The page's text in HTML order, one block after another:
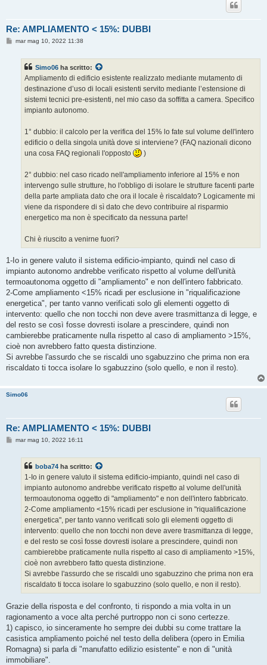
Re: AMPLIAMENTO < 15%: DUBBI
Mmar mag 10, 2022 11:38
Simo06 ha scritto:
Ampliamento di edificio esistente realizzato mediante mutamento di
destinazione d’uso di locali esistenti servito mediante l’estensione di
sistemi tecnici pre-esistenti, nel mio caso da soffitta a camera. Specifico
impianto autonomo.
1° dubbio: il calcolo per la verifica del 15% lo fate sul volume dell'intero
edificio o della singola unità dove si interviene? (FAQ nazionali dicono
una cosa FAQ regionali l'opposto
)
2° dubbio: nel caso ricado nell'ampliamento inferiore al 15% e non
intervengo sulle strutture, ho l'obbligo di isolare le strutture facenti parte
della parte ampliata dato che ora il locale è riscaldato? Logicamente mi
viene da rispondere di sì dato che devo contribuire al risparmio
energetico ma non è specificato da nessuna parte!
Chi è riuscito a venirne fuori?
1-Io in genere valuto il sistema edificio-impianto, quindi nel caso di
impianto autonomo andrebbe verificato rispetto al volume dell'unità
termoautonoma oggetto di "ampliamento" e non dell'intero fabbricato.
2-Come ampliamento <15% ricadi per esclusione in "riqualificazione
energetica", per tanto vanno verificati solo gli elementi oggetto di
intervento: quello che non tocchi non deve avere trasmittanza di legge, e
del resto se così fosse dovresti isolare a prescindere, quindi non
cambierebbe praticamente nulla rispetto al caso di ampliamento >15%,
cioè non avrebbero fatto questa distinzione.
Si avrebbe l'assurdo che se riscaldi uno sgabuzzino che prima non era
riscaldato ti tocca isolare lo sgabuzzino (solo quello, e non il resto).
Simo06
Re: AMPLIAMENTO < 15%: DUBBI
Mmar mag 10, 2022 16:11
boba74 ha scritto:
1-Io in genere valuto il sistema edificio-impianto, quindi nel caso di
impianto autonomo andrebbe verificato rispetto al volume dell'unità
termoautonoma oggetto di "ampliamento" e non dell'intero fabbricato.
2-Come ampliamento <15% ricadi per esclusione in "riqualificazione
energetica", per tanto vanno verificati solo gli elementi oggetto di
intervento: quello che non tocchi non deve avere trasmittanza di legge,
e del resto se così fosse dovresti isolare a prescindere, quindi non
cambierebbe praticamente nulla rispetto al caso di ampliamento >15%,
cioè non avrebbero fatto questa distinzione.
Si avrebbe l'assurdo che se riscaldi uno sgabuzzino che prima non era
riscaldato ti tocca isolare lo sgabuzzino (solo quello, e non il resto).
Grazie della risposta e del confronto, ti rispondo a mia volta in un
ragionamento a voce alta perché purtroppo non ci sono certezze.
1) capisco, io sinceramente ho sempre dei dubbi su come trattare la
casistica ampliamento poiché nel testo della delibera (opero in Emilia
Romagna) si parla di "manufatto edilizio esistente" e non di "unità
immobiliare".